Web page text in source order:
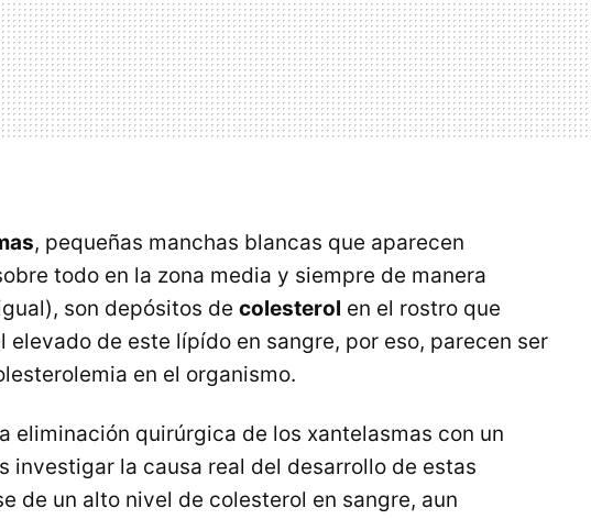
, pequeñas manchas blancas que aparecen
todo en la zona media y siempre de manera
son depósitos de colesterol en el rostro que
elevado de este lípído en sangre, por eso, parecen ser
en el organismo.
eliminación quirúrgica de los xantelasmas con un
investigar la causa real del desarrollo de estas
de un alto nivel de colesterol en sangre, aun